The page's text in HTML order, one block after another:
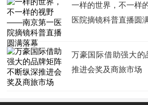
一样的世界，不一
医院摘镜科普直播圆
万豪国际借助强大的
推进会奖及商旅市场